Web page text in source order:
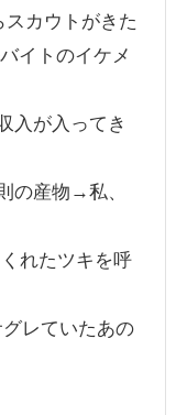
カウトがきた
イトのイケメ
入が入ってき
の産物→私、
れたツキを呼
レていたあの